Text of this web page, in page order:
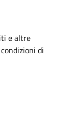
e altre
di